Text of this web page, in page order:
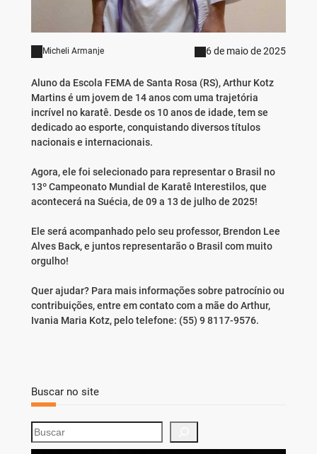
Micheli Armanje 6 de maio de 2025
Aluno da Escola FEMA de Santa Rosa (RS), Arthur Kotz
Martins é um jovem de 14 anos com uma trajetória
incrível no karatê. Desde os 10 anos de idade, tem se
dedicado ao esporte, conquistando diversos títulos
nacionais e internacionais.
Agora, ele foi selecionado para representar o Brasil no
13º Campeonato Mundial de Karatê Interestilos, que
acontecerá na Suécia, de 09 a 13 de julho de 2025!
Ele será acompanhado pelo seu professor, Brendon Lee
Alves Back, e juntos representarão o Brasil com muito
orgulho!
Quer ajudar? Para mais informações sobre patrocínio ou
contribuições, entre em contato com a mãe do Arthur,
Ivania Maria Kotz, pelo telefone: (55) 9 8117-9576.
Buscar no site
S
e